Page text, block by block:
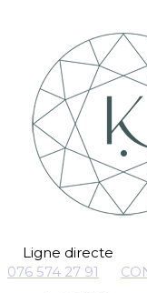
Ligne directe
076 574 27 91